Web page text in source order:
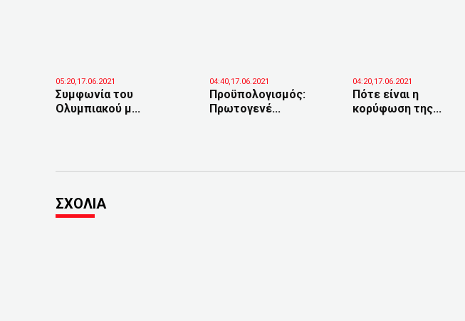
05:20,17.06.2021
Συμφωνία του
Ολυμπιακού μ...
04:40,17.06.2021
Προϋπολογισμός:
Πρωτογενέ...
04:20,17.06.2021
Πότε είναι η
κορύφωση της...
ΣΧΟΛΙΑ